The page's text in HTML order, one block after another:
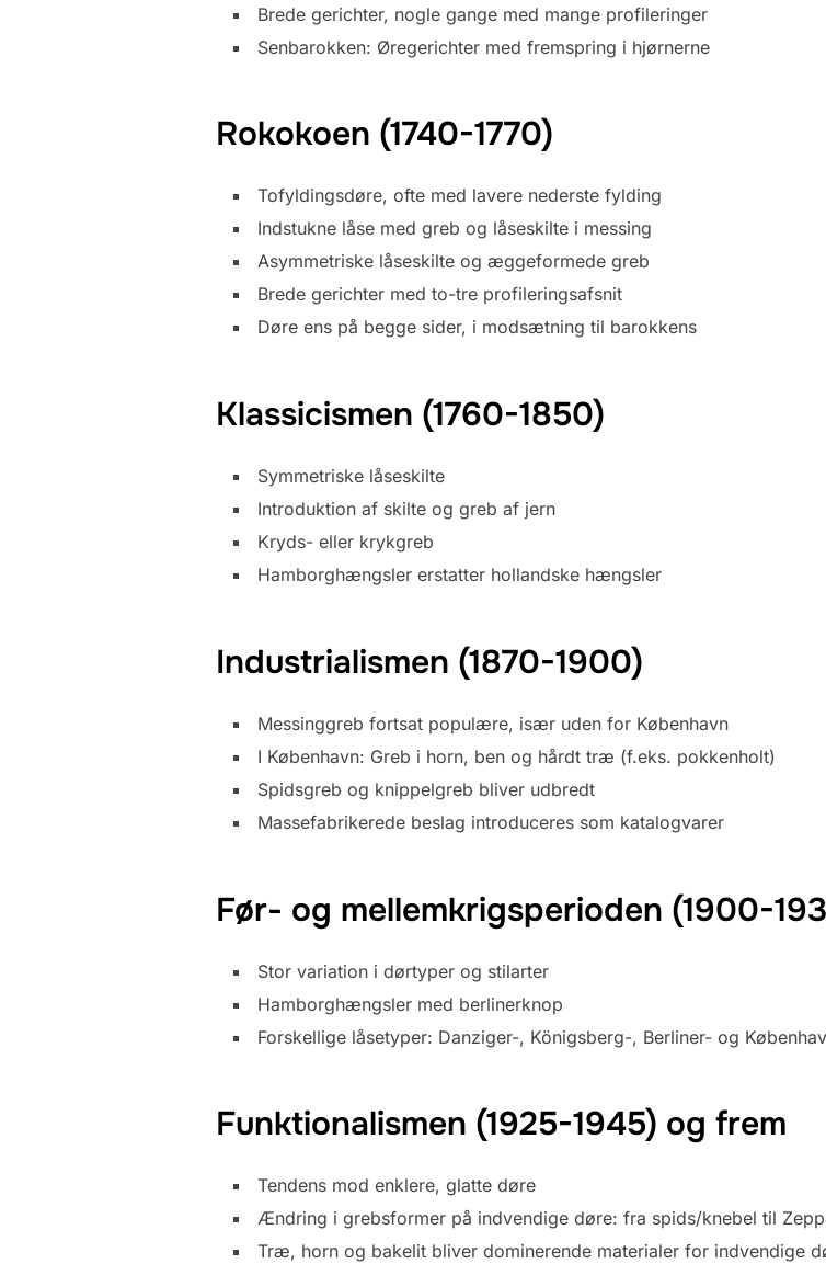
Brede gerichter, nogle gange med mange profileringer
Senbarokken: Øregerichter med fremspring i hjørnerne
Rokokoen (1740-1770)
Tofyldingsdøre, ofte med lavere nederste fylding
Indstukne låse med greb og låseskilte i messing
Asymmetriske låseskilte og æggeformede greb
Brede gerichter med to-tre profileringsafsnit
Døre ens på begge sider, i modsætning til barokkens
Klassicismen (1760-1850)
Symmetriske låseskilte
Introduktion af skilte og greb af jern
Kryds- eller krykgreb
Hamborghængsler erstatter hollandske hængsler
Industrialismen (1870-1900)
Messinggreb fortsat populære, især uden for København
I København: Greb i horn, ben og hårdt træ (f.eks. pokkenholt)
Spidsgreb og knippelgreb bliver udbredt
Massefabrikerede beslag introduceres som katalogvarer
Før- og mellemkrigsperioden (1900-
Stor variation i dørtyper og stilarter
Hamborghængsler med berlinerknop
Forskellige låsetyper: Danziger-, Königsberg-, Berliner- og
Funktionalismen (1925-1945) og frem
Tendens mod enklere, glatte døre
Ændring i grebsformer på indvendige døre: fra spids/knebel til
Træ, horn og bakelit bliver dominerende materialer for indvendige